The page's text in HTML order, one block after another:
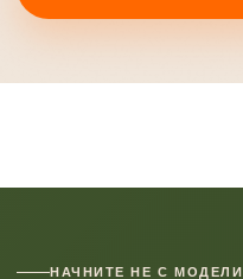
НАЧНИТЕ НЕ С МОДЕЛИ